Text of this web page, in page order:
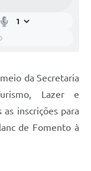
da Secretaria
Lazer e
inscrições para
de Fomento à